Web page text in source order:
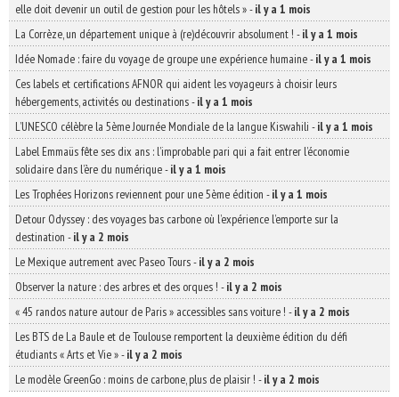
elle doit devenir un outil de gestion pour les hôtels »-il y a 1 mois
La Corrèze, un département unique à (re)découvrir absolument ! -il y a 1 mois
Idée Nomade : faire du voyage de groupe une expérience humaine-il y a 1 mois
Ces labels et certifications AFNOR qui aident les voyageurs à choisir leurs
hébergements, activités ou destinations-il y a 1 mois
L’UNESCO célèbre la 5ème Journée Mondiale de la langue Kiswahili -il y a 1 mois
Label Emmaüs fête ses dix ans : l’improbable pari qui a fait entrer l’économie
solidaire dans l’ère du numérique-il y a 1 mois
Les Trophées Horizons reviennent pour une 5ème édition -il y a 1 mois
Detour Odyssey : des voyages bas carbone où l’expérience l’emporte sur la
destination -il y a 2 mois
Le Mexique autrement avec Paseo Tours-il y a 2 mois
Observer la nature : des arbres et des orques ! -il y a 2 mois
« 45 randos nature autour de Paris » accessibles sans voiture ! -il y a 2 mois
Les BTS de La Baule et de Toulouse remportent la deuxième édition du défi
étudiants « Arts et Vie »-il y a 2 mois
Le modèle GreenGo : moins de carbone, plus de plaisir ! -il y a 2 mois